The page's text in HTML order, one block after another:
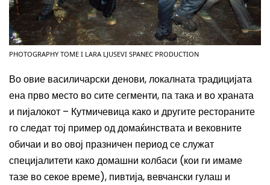
PHOTOGRAPHY TOME I LARA LJUSEVI SPANEC PRODUCTION
Во овие василичарски денови, локалната традицијата
ена прво место во сите сегменти, па така и во храната
и пијалокот – Кутмичевица како и другите рестораните
го следат тој пример од домаќинствата и вековните
обичаи и во овој празничен период се служат
специјалитети како домашни колбаси (кои ги имаме
тазе во секое време), пивтија, вевчански гулаш и